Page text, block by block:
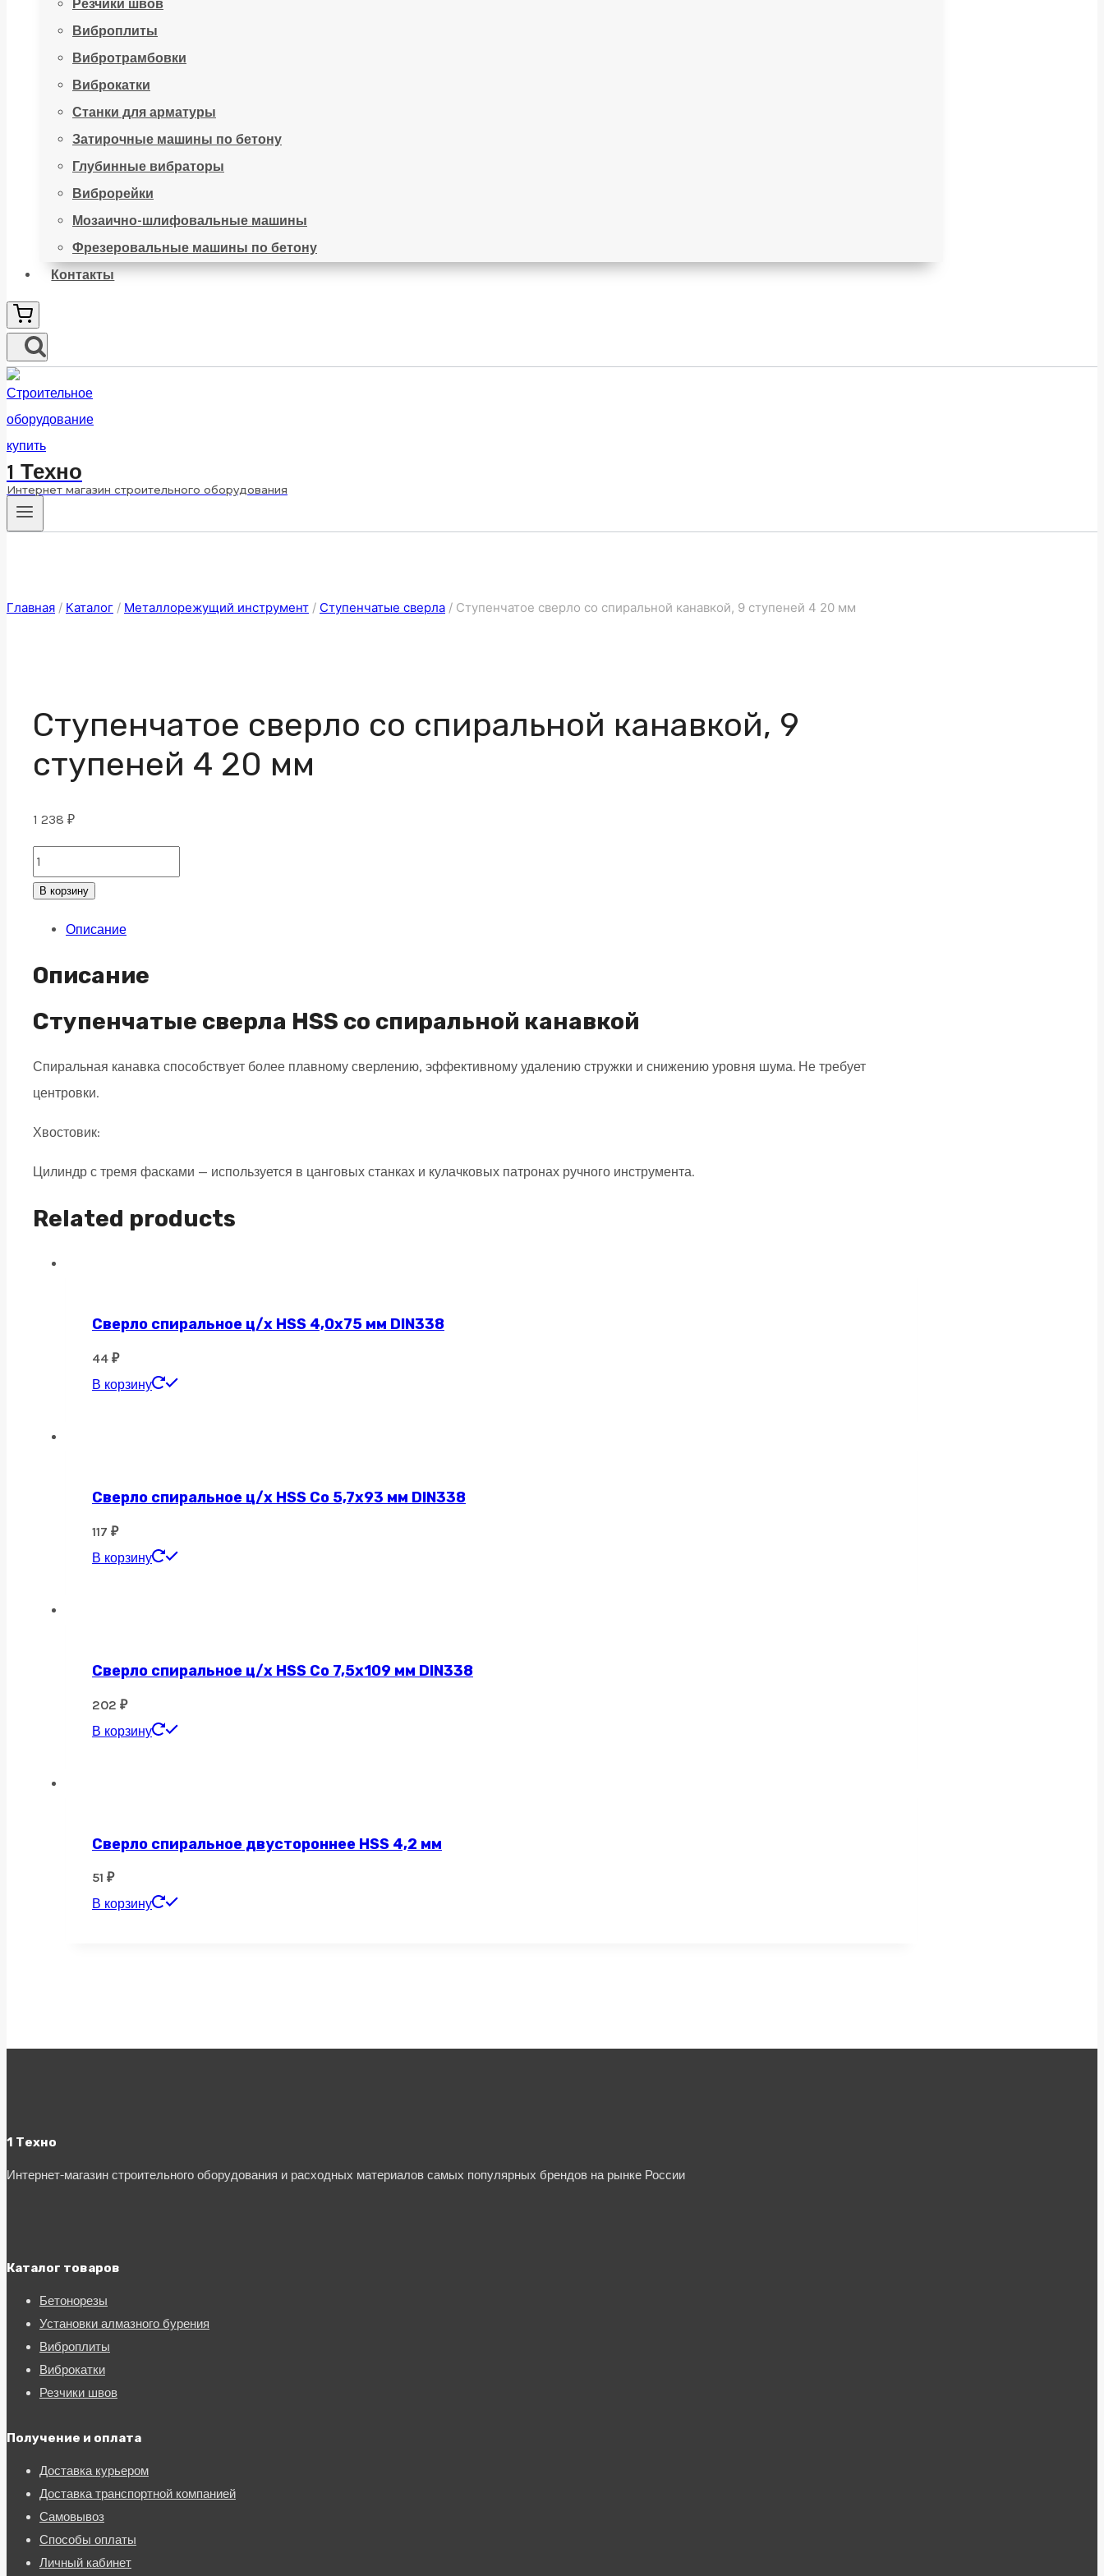
Резчики швов
Виброплиты
Вибротрамбовки
Виброкатки
Станки для арматуры
Затирочные машины по бетону
Глубинные вибраторы
Виброрейки
Мозаично-шлифовальные машины
Фрезеровальные машины по бетону
Контакты
1 Техно
Интернет магазин строительного оборудования
Главная / Каталог / Металлорежущий инструмент / Ступенчатые сверла / Ступенчатое сверло со спиральной канавкой, 9 ступеней 4 20 мм
Ступенчатое сверло со спиральной канавкой, 9
ступеней 4 20 мм
1 238 ₽
Ступенчатое
сверло
спиральной
ступеней
20
мм
В корзину
Описание
Описание
Ступенчатые сверла HSS со спиральной канавкой
Спиральная канавка способствует более плавному сверлению, эффективному удалению стружки и снижению уровня шума. Не требует
центровки.
Хвостовик:
Цилиндр с тремя фасками — используется в цанговых станках и кулачковых патронах ручного инструмента.
Related products
Сверло спиральное ц/х HSS 4,0х75 мм DIN338
44 ₽
В корзину
Сверло спиральное ц/х HSS Co 5,7х93 мм DIN338
117 ₽
В корзину
Сверло спиральное ц/х HSS Co 7,5х109 мм DIN338
202 ₽
В корзину
Сверло спиральное двустороннее HSS 4,2 мм
51 ₽
В корзину
1 Техно
Интернет-магазин строительного оборудования и расходных материалов самых популярных брендов на рынке России
Каталог товаров
Бетонорезы
Установки алмазного бурения
Виброплиты
Виброкатки
Резчики швов
Получение и оплата
Доставка курьером
Доставка транспортной компанией
Самовывоз
Способы оплаты
Личный кабинет